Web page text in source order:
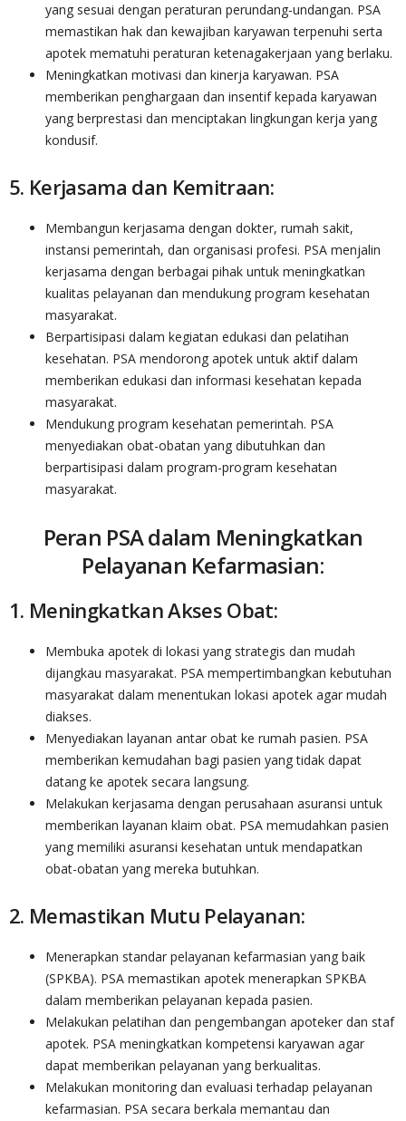
yang sesuai dengan peraturan perundang-undangan. PSA
memastikan hak dan kewajiban karyawan terpenuhi serta
apotek mematuhi peraturan ketenagakerjaan yang berlaku.
Meningkatkan motivasi dan kinerja karyawan. PSA
memberikan penghargaan dan insentif kepada karyawan
yang berprestasi dan menciptakan lingkungan kerja yang
kondusif.
5. Kerjasama dan Kemitraan:
Membangun kerjasama dengan dokter, rumah sakit,
instansi pemerintah, dan organisasi profesi. PSA menjalin
kerjasama dengan berbagai pihak untuk meningkatkan
kualitas pelayanan dan mendukung program kesehatan
masyarakat.
Berpartisipasi dalam kegiatan edukasi dan pelatihan
kesehatan. PSA mendorong apotek untuk aktif dalam
memberikan edukasi dan informasi kesehatan kepada
masyarakat.
Mendukung program kesehatan pemerintah. PSA
menyediakan obat-obatan yang dibutuhkan dan
berpartisipasi dalam program-program kesehatan
masyarakat.
Peran PSA dalam Meningkatkan
Pelayanan Kefarmasian:
1. Meningkatkan Akses Obat:
Membuka apotek di lokasi yang strategis dan mudah
dijangkau masyarakat. PSA mempertimbangkan kebutuhan
masyarakat dalam menentukan lokasi apotek agar mudah
diakses.
Menyediakan layanan antar obat ke rumah pasien. PSA
memberikan kemudahan bagi pasien yang tidak dapat
datang ke apotek secara langsung.
Melakukan kerjasama dengan perusahaan asuransi untuk
memberikan layanan klaim obat. PSA memudahkan pasien
yang memiliki asuransi kesehatan untuk mendapatkan
obat-obatan yang mereka butuhkan.
2. Memastikan Mutu Pelayanan:
Menerapkan standar pelayanan kefarmasian yang baik
(SPKBA). PSA memastikan apotek menerapkan SPKBA
dalam memberikan pelayanan kepada pasien.
Melakukan pelatihan dan pengembangan apoteker dan staf
apotek. PSA meningkatkan kompetensi karyawan agar
dapat memberikan pelayanan yang berkualitas.
Melakukan monitoring dan evaluasi terhadap pelayanan
kefarmasian. PSA secara berkala memantau dan